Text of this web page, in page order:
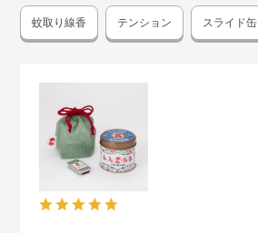
蚊取り線香 テンション スライド缶